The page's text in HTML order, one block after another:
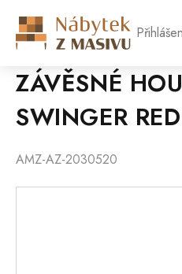
obsah
ZÁVĚSNÉ
SWINGER RED
AMZ-AZ-2030520